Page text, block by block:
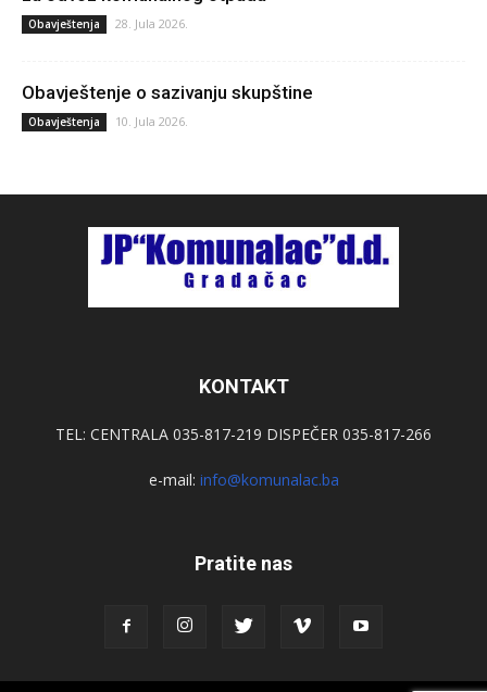
Obavještenja 28. Jula 2026.
Obavještenje o sazivanju skupštine
Obavještenja 10. Jula 2026.
KONTAKT
TEL: CENTRALA 035-817-219 DISPEČER 035-817-266
e-mail: info@komunalac.ba
Pratite nas